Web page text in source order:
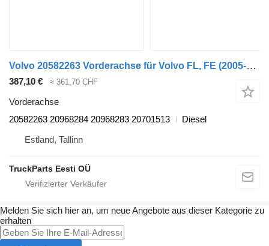
Volvo 20582263 Vorderachse für Volvo FL, FE (2005-2014) Sattelzugmaschine
387,10 € ≈ 361,70 CHF
Vorderachse
20582263 20968284 20968283 20701513
Diesel
Estland, Tallinn
TruckParts Eesti OÜ
Melden Sie sich hier an, um neue Angebote aus dieser Kategorie zu
erhalten